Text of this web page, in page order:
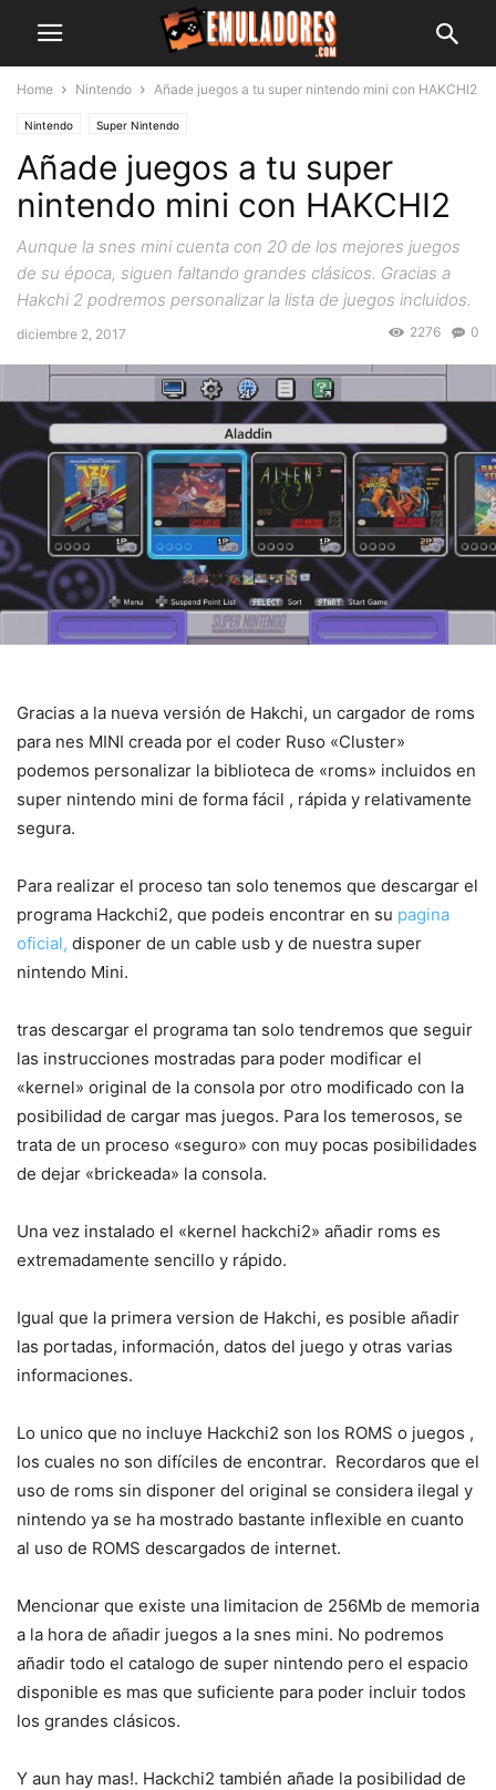
Home Nintendo Añade juegos a tu super nintendo mini con HAKCHI2
Nintendo Super Nintendo
Añade juegos a tu super
nintendo mini con HAKCHI2
Aunque la snes mini cuenta con 20 de los mejores juegos
de su época, siguen faltando grandes clásicos. Gracias a
Hakchi 2 podremos personalizar la lista de juegos incluidos.
diciembre 2, 2017 0
2276
Gracias a la nueva versión de Hakchi, un cargador de roms
para nes MINI creada por el coder Ruso «Cluster»
podemos personalizar la biblioteca de «roms» incluidos en
super nintendo mini de forma fácil , rápida y relativamente
segura.
Para realizar el proceso tan solo tenemos que descargar el
programa Hackchi2, que podeis encontrar en su pagina
oficial, disponer de un cable usb y de nuestra super
nintendo Mini.
tras descargar el programa tan solo tendremos que seguir
las instrucciones mostradas para poder modificar el
«kernel» original de la consola por otro modificado con la
posibilidad de cargar mas juegos. Para los temerosos, se
trata de un proceso «seguro» con muy pocas posibilidades
de dejar «brickeada» la consola.
Una vez instalado el «kernel hackchi2» añadir roms es
extremadamente sencillo y rápido.
Igual que la primera version de Hakchi, es posible añadir
las portadas, información, datos del juego y otras varias
informaciones.
Lo unico que no incluye Hackchi2 son los ROMS o juegos ,
los cuales no son difíciles de encontrar. Recordaros que el
uso de roms sin disponer del original se considera ilegal y
nintendo ya se ha mostrado bastante inflexible en cuanto
al uso de ROMS descargados de internet.
Mencionar que existe una limitacion de 256Mb de memoria
a la hora de añadir juegos a la snes mini. No podremos
añadir todo el catalogo de super nintendo pero el espacio
disponible es mas que suficiente para poder incluir todos
los grandes clásicos.
Y aun hay mas!. Hackchi2 también añade la posibilidad de